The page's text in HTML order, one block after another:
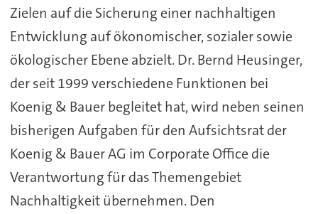
Zielen auf die Sicherung einer nachhaltigen
Entwicklung auf ökonomischer, sozialer sowie
ökologischer Ebene abzielt. Dr. Bernd Heusinger,
der seit 1999 verschiedene Funktionen bei
Koenig & Bauer begleitet hat, wird neben seinen
bisherigen Aufgaben für den Aufsichtsrat der
Koenig & Bauer AG im Corporate Office die
Verantwortung für das Themengebiet
Nachhaltigkeit übernehmen. Den